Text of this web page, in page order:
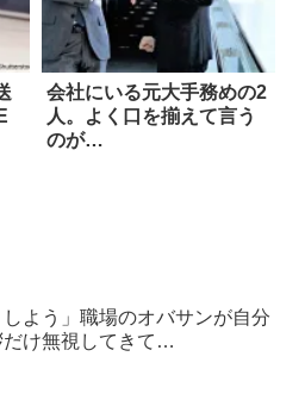
会社にいる元大手務めの2
人。よく口を揃えて言う
のが…
しよう」職場のオバサンが自分
だけ無視してきて…